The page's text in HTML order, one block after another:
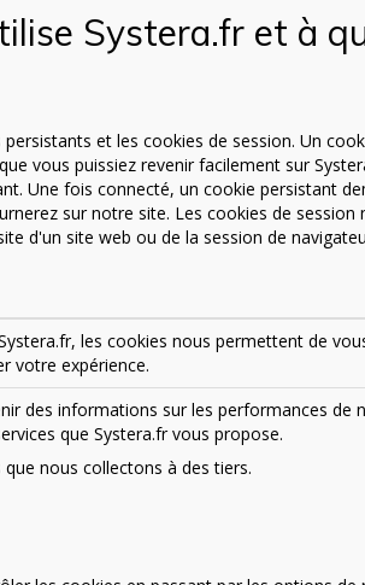
Systera.fr et à
et les cookies de session. Un
vous puissiez revenir facilement sur
Une fois connecté, un cookie persistant
sur notre site. Les cookies de session
d'un site web ou de la session de
les cookies nous permettent de
votre expérience.
des informations sur les performances de
que Systera.fr vous propose.
nous collectons à des tiers.